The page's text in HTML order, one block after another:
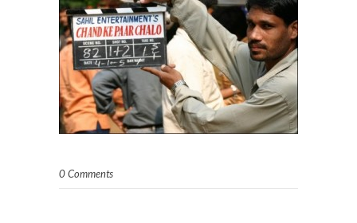
0 Comments